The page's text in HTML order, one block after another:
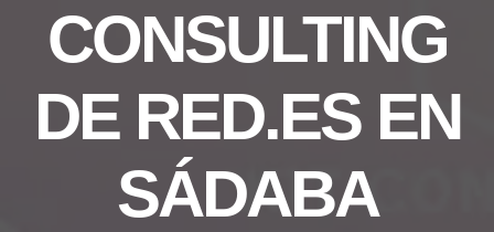
CONSULTING
DE RED.ES EN
SÁDABA